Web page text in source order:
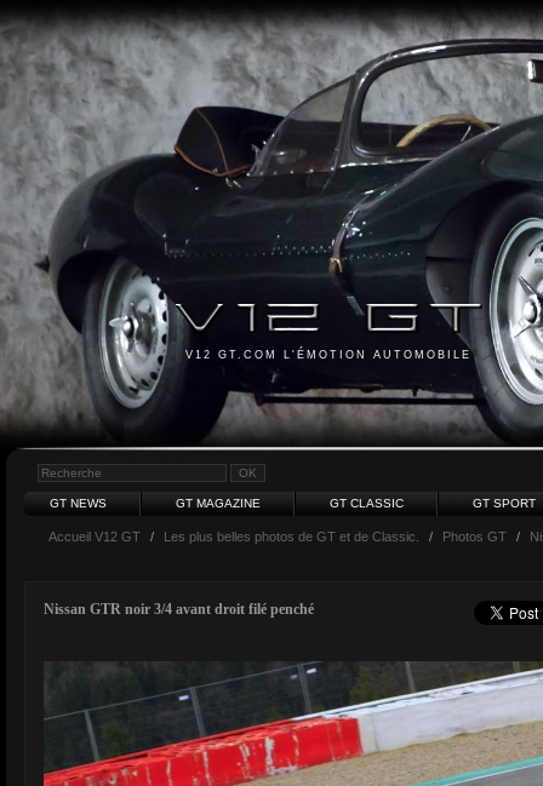
V12 GT.COM L'ÉMOTION AUTOMOBILE
GT NEWS GT MAGAZINE GT CLASSIC GT SPORT
Accueil V12 GT / Les plus belles photos de GT et de Classic. / Photos GT /
Nissan GTR noir 3/4 avant droit filé penché